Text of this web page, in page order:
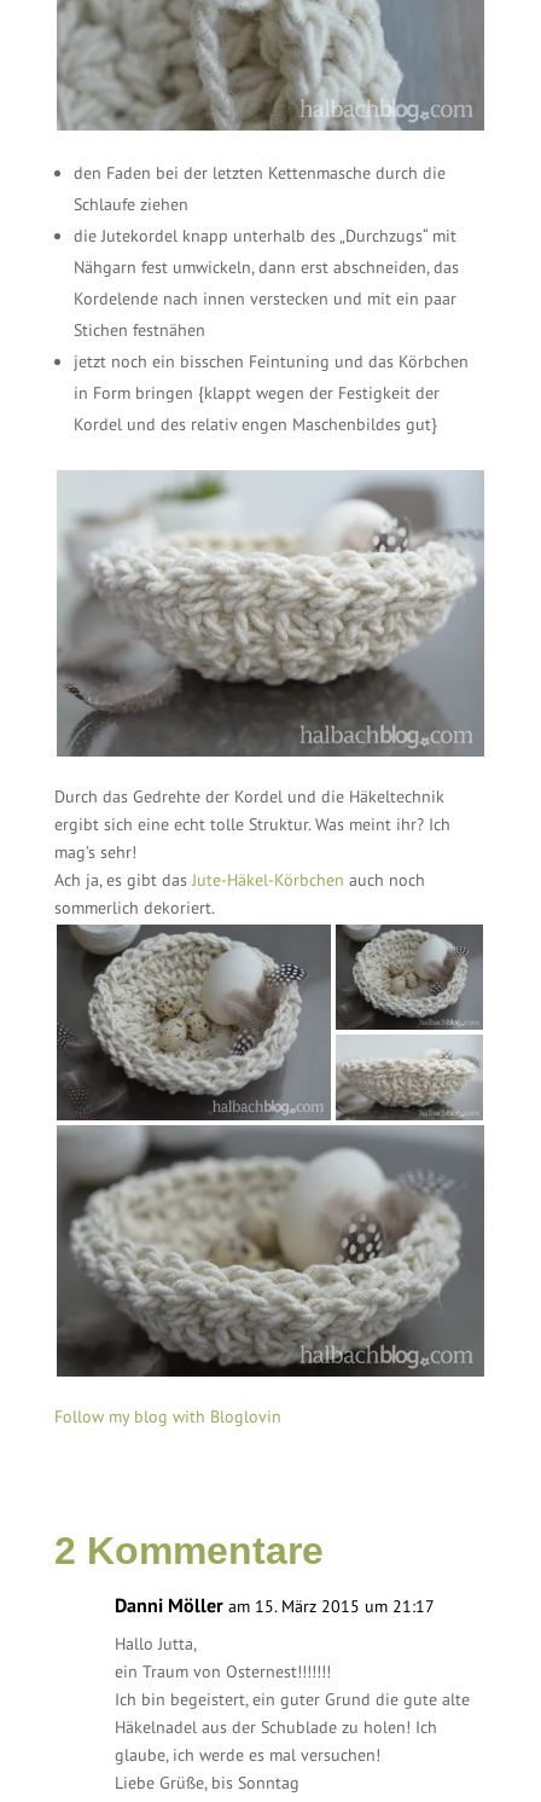
den Faden bei der letzten Kettenmasche durch die
Schlaufe ziehen
die Jutekordel knapp unterhalb des „Durchzugs“ mit
Nähgarn fest umwickeln, dann erst abschneiden, das
Kordelende nach innen verstecken und mit ein paar
Stichen festnähen
jetzt noch ein bisschen Feintuning und das Körbchen
in Form bringen {klappt wegen der Festigkeit der
Kordel und des relativ engen Maschenbildes gut}
Durch das Gedrehte der Kordel und die Häkeltechnik
ergibt sich eine echt tolle Struktur. Was meint ihr? Ich
mag’s sehr!
Ach ja, es gibt dasJute-Häkel-Körbchen auch noch
sommerlich dekoriert.
Follow my blog with Bloglovin
2 Kommentare
Danni Möller am 15. März 2015 um 21:17
Hallo Jutta,
ein Traum von Osternest!!!!!!!
Ich bin begeistert, ein guter Grund die gute alte
Häkelnadel aus der Schublade zu holen! Ich
glaube, ich werde es mal versuchen!
Liebe Grüße, bis Sonntag